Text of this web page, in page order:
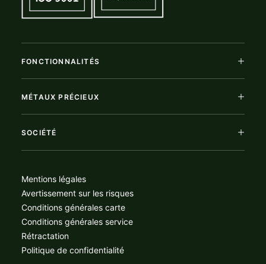
FONCTIONNALITÉS
MÉTAUX PRÉCIEUX
SOCIÉTÉ
Mentions légales
Avertissement sur les risques
Conditions générales carte
Conditions générales service
Rétractation
Politique de confidentialité